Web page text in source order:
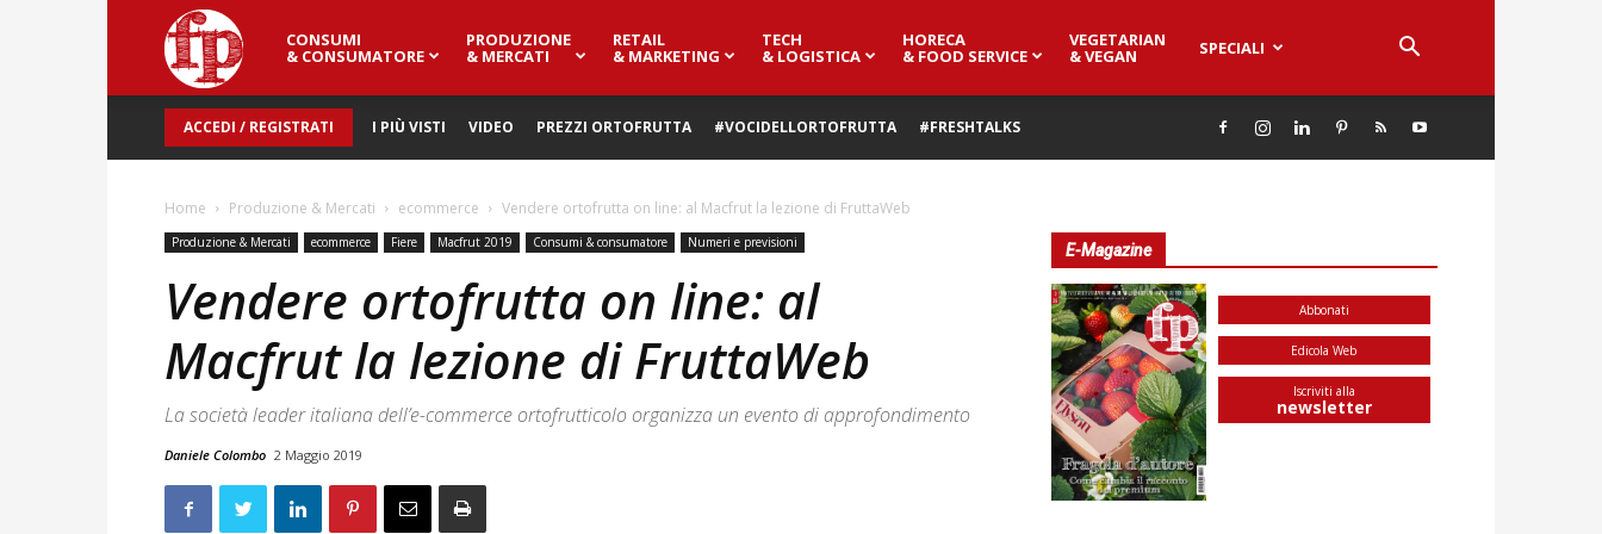
Fresh
Point
Magazine
CONSUMI
& CONSUMATORE
PRODUZIONE
& MERCATI
RETAIL
& MARKETING
TECH
& LOGISTICA
HORECA
& FOOD SERVICE
VEGETARIAN
& VEGAN SPECIALI
ACCEDI / REGISTRATI I PIÙ VISTI VIDEO PREZZI ORTOFRUTTA #VOCIDELLORTOFRUTTA #FRESHTALKS
Home Produzione & Mercati ecommerce Vendere ortofrutta on line: al Macfrut la lezione di FruttaWeb
Produzione & Mercati ecommerce Fiere Macfrut 2019 Consumi & consumatore Numeri e previsioni
Vendere ortofrutta on line: al
Macfrut la lezione di FruttaWeb
La società leader italiana dell’e-commerce ortofrutticolo organizza un evento di approfondimento
Daniele Colombo 2 Maggio 2019
E-Magazine
Abbonati
Edicola Web
Iscriviti alla
newsletter